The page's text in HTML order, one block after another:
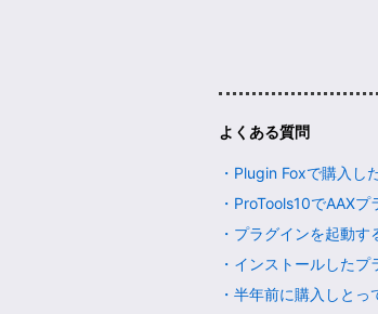
よくある質問
・Plugin Foxで購入し
・ProTools10でAAX
・プラグインを起動
・インストールした
・半年前に購入しと